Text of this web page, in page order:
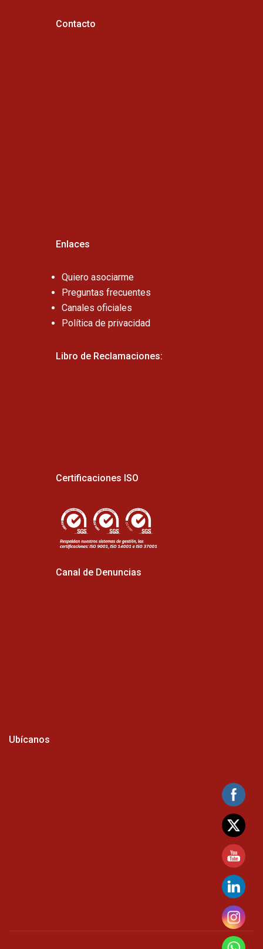
Contacto
Enlaces
Quiero asociarme
Preguntas frecuentes
Canales oficiales
Política de privacidad
Libro de Reclamaciones:
Certificaciones ISO
Canal de Denuncias
Ubícanos